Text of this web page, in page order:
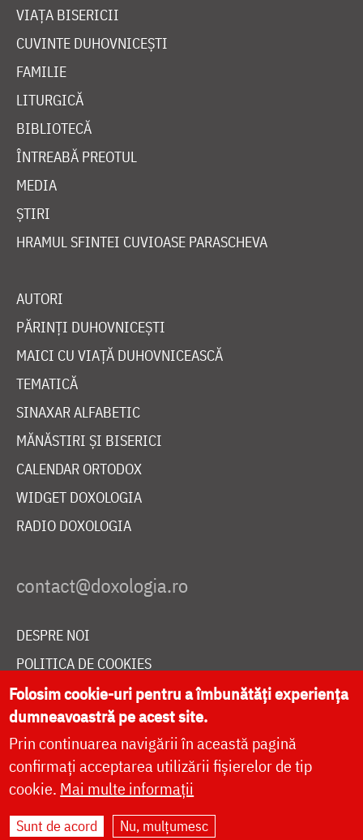
VIAȚA BISERICII
CUVINTE DUHOVNICEȘTI
FAMILIE
LITURGICĂ
BIBLIOTECĂ
ÎNTREABĂ PREOTUL
MEDIA
ȘTIRI
HRAMUL SFINTEI CUVIOASE PARASCHEVA
AUTORI
PĂRINȚI DUHOVNICEȘTI
MAICI CU VIAȚĂ DUHOVNICEASCĂ
TEMATICĂ
SINAXAR ALFABETIC
MĂNĂSTIRI ȘI BISERICI
CALENDAR ORTODOX
WIDGET DOXOLOGIA
RADIO DOXOLOGIA
DESPRE NOI
POLITICA DE COOKIES
DONEAZĂ ONLINE PENTRU CATEDRALA NAȚIONALĂ
LIVE
Site dezvoltat deDOXOLOGIA MEDIA
Folosim cookie-uri pentru a îmbunătăți experiența
dumneavoastră pe acest site.
Prin continuarea navigării în această pagină
confirmați acceptarea utilizării fișierelor de tip
cookie. Mai multe informații
Sunt de acord Nu, mulțumesc